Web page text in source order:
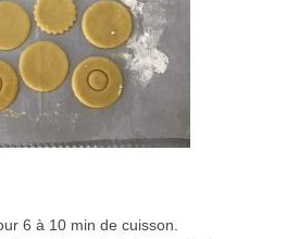
6 à 10 min de cuisson.